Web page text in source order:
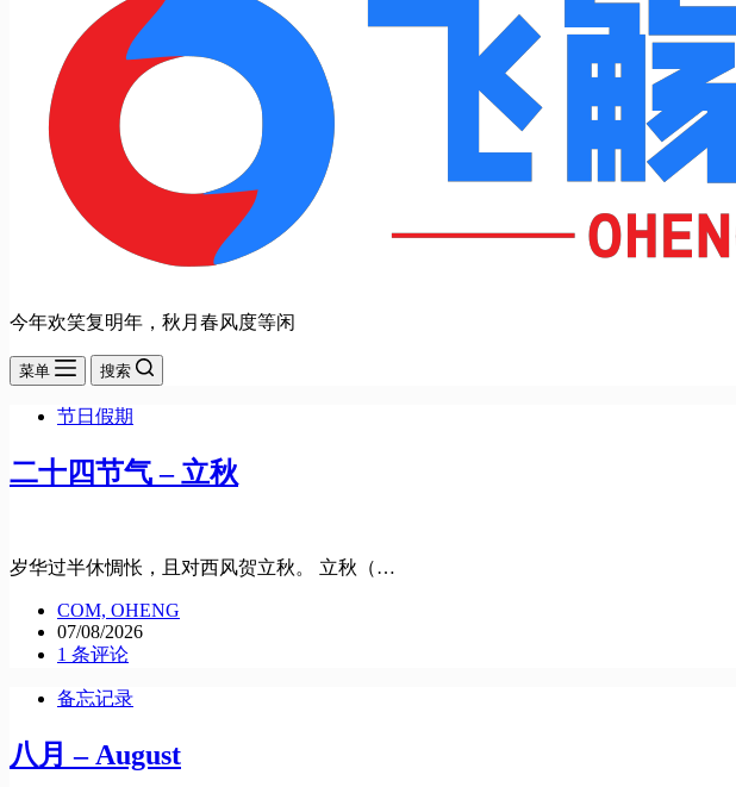
今年欢笑复明年，秋月春风度等闲
菜单 搜索
节日假期
二十四节气 – 立秋
岁华过半休惆怅，且对西风贺立秋。 立秋（…
COM, OHENG
07/08/2026
1 条评论
备忘记录
八月 – August